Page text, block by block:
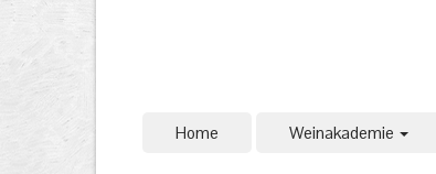
Home Weinakademie